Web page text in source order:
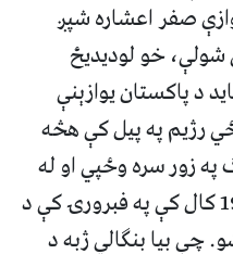
صفر اعشاره شپږ
شولې، خو لودیدیځ
د پاکستان یوازېنې
رژیم په پیل کې هڅه
زور سره وځپي او له
منځ یوسي. خو بالاخره په 1952 کال کې په فبرورۍ کې د
چې بیا بنګالي ژبه د